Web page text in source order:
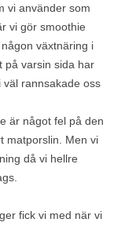
vi använder som
vi gör smoothie
växtnäring i
på varsin sida har
rannsakade oss
är något fel på den
matporslin. Men vi
då vi hellre
fick vi med när vi